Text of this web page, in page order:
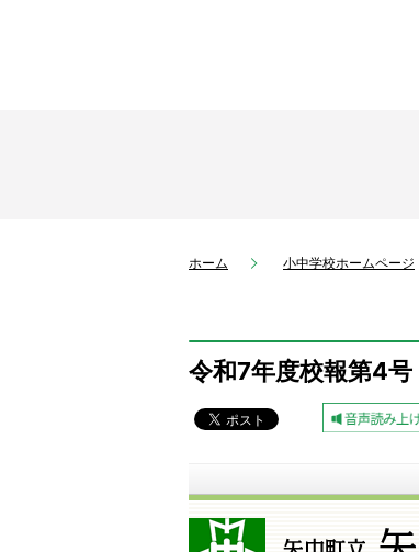
ホーム 小中学校ホームページ
令和7年度校報第4号